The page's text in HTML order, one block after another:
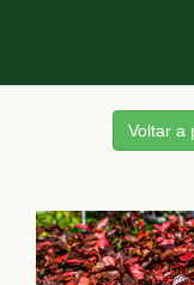
Voltar a